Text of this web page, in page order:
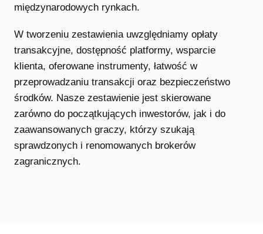
międzynarodowych rynkach.
W tworzeniu zestawienia uwzględniamy opłaty
transakcyjne, dostępność platformy, wsparcie
klienta, oferowane instrumenty, łatwość w
przeprowadzaniu transakcji oraz bezpieczeństwo
środków. Nasze zestawienie jest skierowane
zarówno do początkujących inwestorów, jak i do
zaawansowanych graczy, którzy szukają
sprawdzonych i renomowanych brokerów
zagranicznych.